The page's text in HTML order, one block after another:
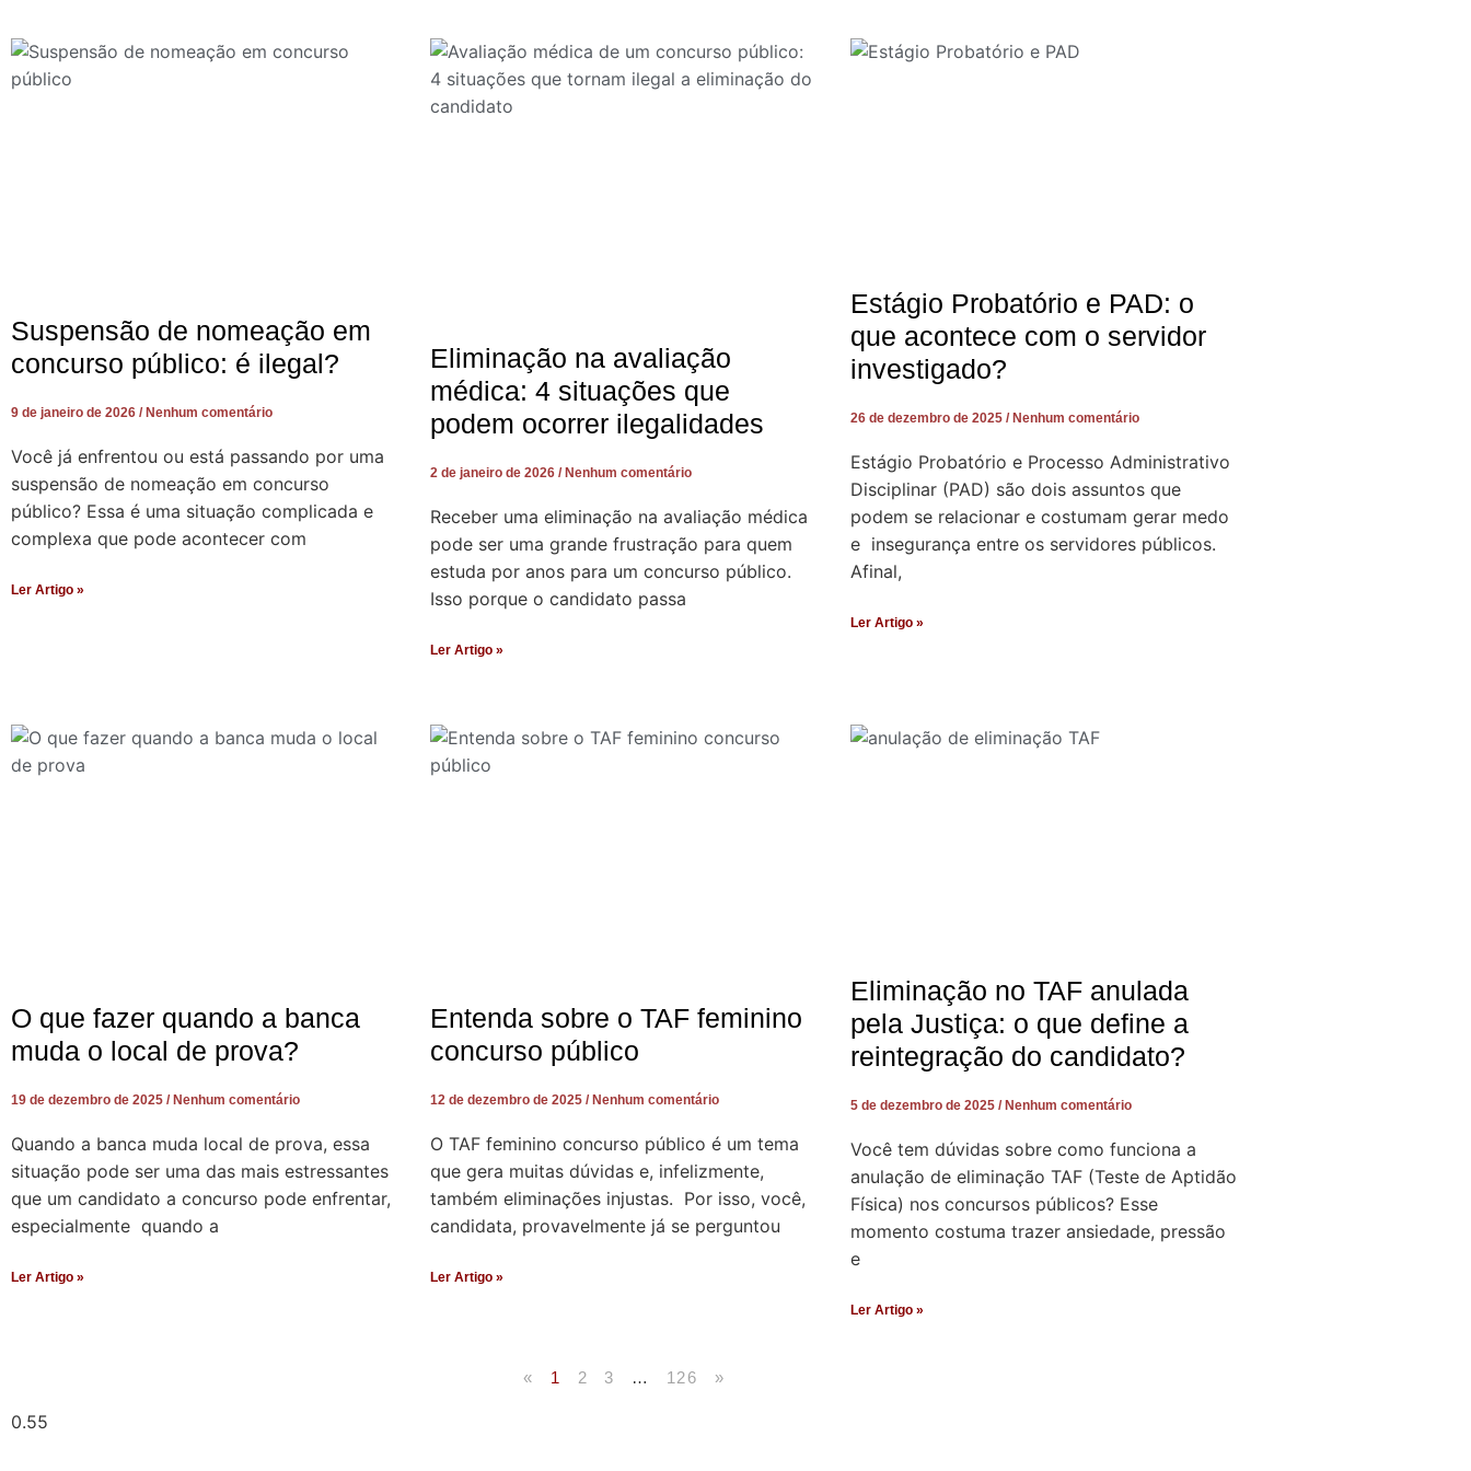
Suspensão de nomeação em
concurso público: é ilegal?
9 de janeiro de 2026 Nenhum comentário
Você já enfrentou ou está passando por uma
suspensão de nomeação em concurso
público? Essa é uma situação complicada e
complexa que pode acontecer com
Ler Artigo »
Eliminação na avaliação
médica: 4 situações que
podem ocorrer ilegalidades
2 de janeiro de 2026 Nenhum comentário
Receber uma eliminação na avaliação médica
pode ser uma grande frustração para quem
estuda por anos para um concurso público.
Isso porque o candidato passa
Ler Artigo »
Estágio Probatório e PAD: o
que acontece com o servidor
investigado?
26 de dezembro de 2025 Nenhum comentário
Estágio Probatório e Processo Administrativo
Disciplinar (PAD) são dois assuntos que
podem se relacionar e costumam gerar medo
e insegurança entre os servidores públicos.
Afinal,
Ler Artigo »
O que fazer quando a banca
muda o local de prova?
19 de dezembro de 2025 Nenhum comentário
Quando a banca muda local de prova, essa
situação pode ser uma das mais estressantes
que um candidato a concurso pode enfrentar,
especialmente quando a
Ler Artigo »
Entenda sobre o TAF feminino
concurso público
12 de dezembro de 2025 Nenhum comentário
O TAF feminino concurso público é um tema
que gera muitas dúvidas e, infelizmente,
também eliminações injustas. Por isso, você,
candidata, provavelmente já se perguntou
Ler Artigo »
Eliminação no TAF anulada
pela Justiça: o que define a
reintegração do candidato?
5 de dezembro de 2025 Nenhum comentário
Você tem dúvidas sobre como funciona a
anulação de eliminação TAF (Teste de Aptidão
Física) nos concursos públicos? Esse
momento costuma trazer ansiedade, pressão
e
Ler Artigo »
« 1 2 3 … 126 »